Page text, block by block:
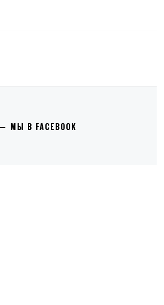
МЫ В FACEBOOK